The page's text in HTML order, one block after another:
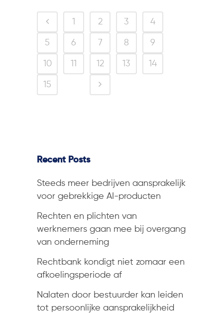
1 2 3 4
5 6 7 8 9
10 11 12 13 14
15
Recent Posts
Steeds meer bedrijven aansprakelijk
voor gebrekkige AI-producten
Rechten en plichten van
werknemers gaan mee bij overgang
van onderneming
Rechtbank kondigt niet zomaar een
afkoelingsperiode af
Nalaten door bestuurder kan leiden
tot persoonlijke aansprakelijkheid